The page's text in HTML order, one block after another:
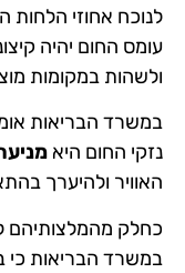
לנוכח אחוזי הלחות
עומס החום יהיה
ולשהות במקומות
במשרד הבריאות
נזקי החום היא
האוויר ולהיערך
כחלק מהמלצותיהם
במשרד הבריאות כי